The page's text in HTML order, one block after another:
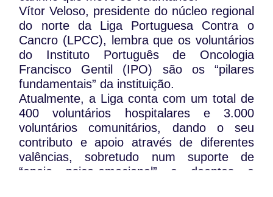
Vítor Veloso, presidente do núcleo regional
do norte da Liga Portuguesa Contra o
Cancro (LPCC), lembra que os voluntários
do Instituto Português de Oncologia
Francisco Gentil (IPO) são os “pilares
fundamentais” da instituição.
Atualmente, a Liga conta com um total de
400 voluntários hospitalares e 3.000
voluntários comunitários, dando o seu
contributo e apoio através de diferentes
valências, sobretudo num suporte de
“apoio psico-emocional” a doentes e